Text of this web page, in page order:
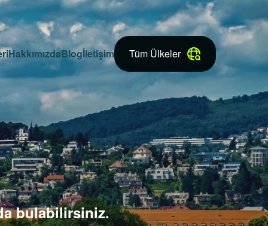
HakkımızdaBlogİletişim Tüm Ülkeler
bulabilirsiniz.